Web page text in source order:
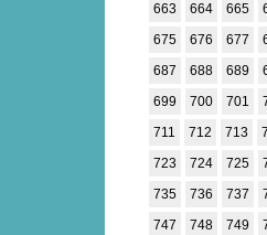
663
664 665
675
676 677
687
688 689
699
700 701
711
712 713
723
724 725
735
736 737
747
748 749